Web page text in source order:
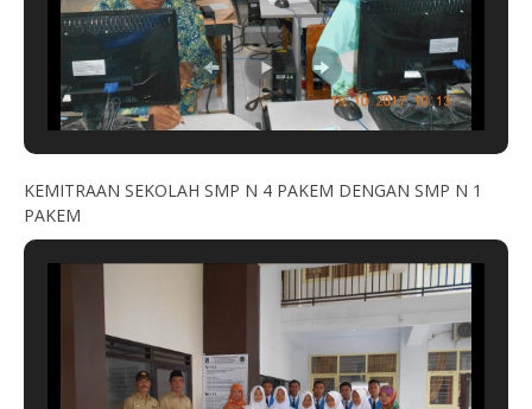
KEMITRAAN SEKOLAH SMP N 4 PAKEM DENGAN SMP N 1
PAKEM